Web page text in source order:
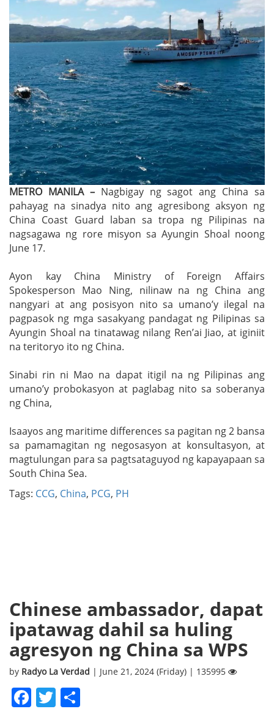
METRO MANILA –Nagbigay ng sagot ang China sa
pahayag na sinadya nito ang agresibong aksyon ng
China Coast Guard laban sa tropa ng Pilipinas na
nagsagawa ng rore misyon sa Ayungin Shoal noong
June 17.
Ayon kay China Ministry of Foreign Affairs
Spokesperson Mao Ning, nilinaw na ng China ang
nangyari at ang posisyon nito sa umano’y ilegal na
pagpasok ng mga sasakyang pandagat ng Pilipinas sa
Ayungin Shoal na tinatawag nilang Ren’ai Jiao, at iginiit
na teritoryo ito ng China.
Sinabi rin ni Mao na dapat itigil na ng Pilipinas ang
umano’y probokasyon at paglabag nito sa soberanya
ng China,
Isaayos ang maritime differences sa pagitan ng 2 bansa
sa pamamagitan ng negosasyon at konsultasyon, at
magtulungan para sa pagtsataguyod ng kapayapaan sa
South China Sea.
Tags: CCG, China, PCG, PH
Chinese ambassador, dapat
ipatawag dahil sa huling
agresyon ng China sa WPS
by Radyo La Verdad | June 21, 2024 (Friday) | 135995
Facebook
Twitter